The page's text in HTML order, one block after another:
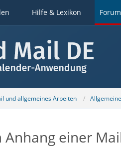
Hilfe & Lexikon Forum
und allgemeines Arbeiten
Anhang einer